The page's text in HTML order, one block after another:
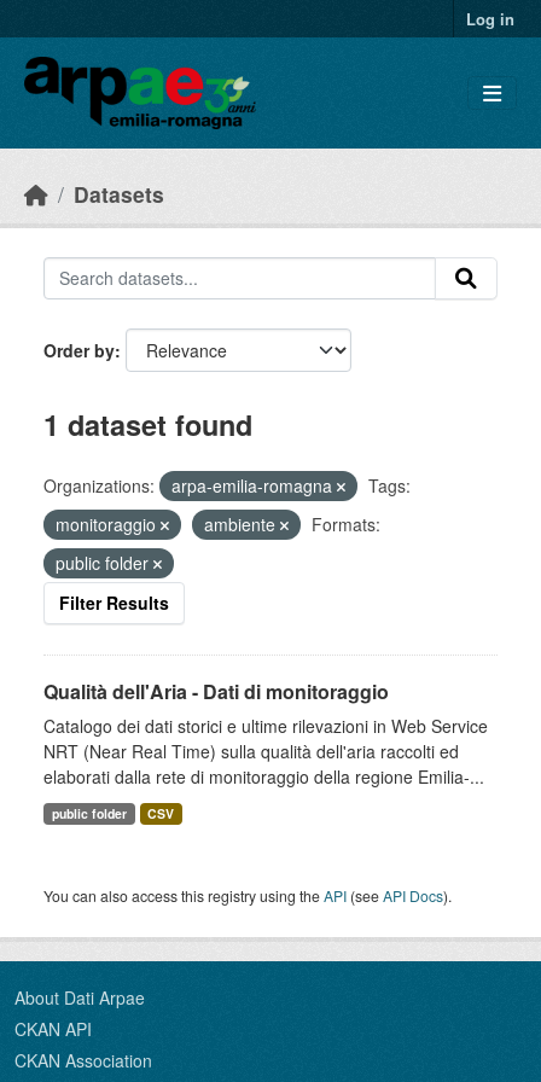
Log in
Datasets
Order by
1 dataset found
Organizations: arpa-emilia-romagna
Tags:
monitoraggio
ambiente
Formats:
public folder
Filter Results
Qualità dell'Aria - Dati di monitoraggio
Catalogo dei dati storici e ultime rilevazioni in Web Service
NRT (Near Real Time) sulla qualità dell'aria raccolti ed
elaborati dalla rete di monitoraggio della regione Emilia-...
public folder CSV
You can also access this registry using theAPI (seeAPI Docs).
About Dati Arpae
CKAN API
CKAN Association